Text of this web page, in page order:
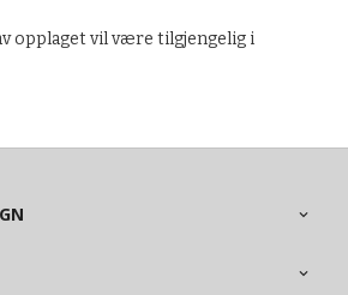
opplaget vil være tilgjengelig i